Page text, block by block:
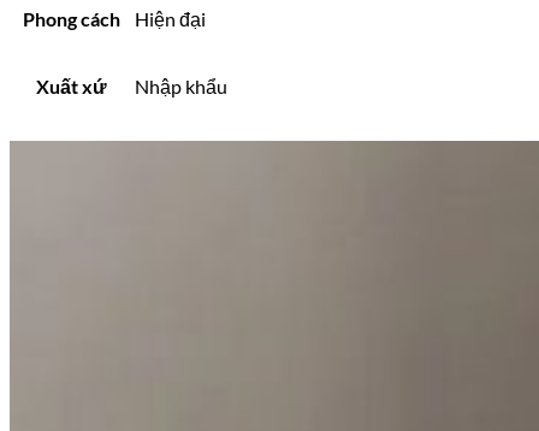
Phong cách Hiện đại
Xuất xứ Nhập khẩu